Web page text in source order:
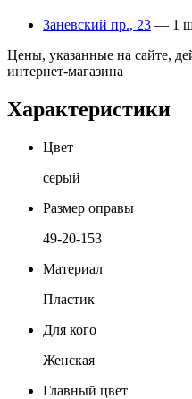
Заневский пр., 23 — 1
Цены, указанные на сайте,
интернет-магазина
Характеристики
Цвет
серый
Размер оправы
49-20-153
Материал
Пластик
Для кого
Женская
Главный цвет